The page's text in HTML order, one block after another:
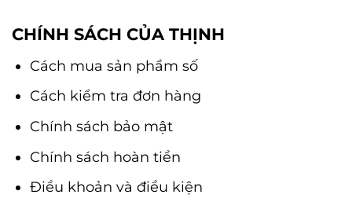
CHÍNH SÁCH CỦA THỊNH
Cách mua sản phẩm số
Cách kiểm tra đơn hàng
Chính sách bảo mật
Chính sách hoàn tiền
Điều khoản và điều kiện